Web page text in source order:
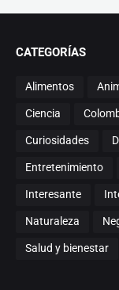
CATEGORÍAS
Alimentos
Ciencia
Curiosidades
Entretenimiento
Interesante
Naturaleza
Salud y bienestar